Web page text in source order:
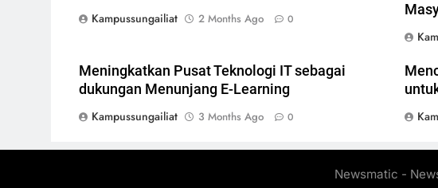
Kampussungailiat
2 Months Ago 0
Meningkatkan Pusat Teknologi IT sebagai
dukungan Menunjang E-Learning
Kampussungailiat
3 Months Ago 0
Newsmatic -